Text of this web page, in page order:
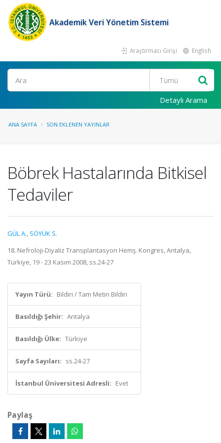
Akademik Veri Yönetim Sistemi
Araştırmacı Girişi English
Ara
Detaylı Arama
ANA SAYFA SON EKLENEN YAYINLAR
Böbrek Hastalarında Bitkisel
Tedaviler
GÜL A., SÖYÜK S.
18. Nefroloji-Diyaliz Transplantasyon Hemş. Kongres, Antalya,
Türkiye, 19 - 23 Kasım 2008, ss.24-27
Yayın Türü: Bildiri / Tam Metin Bildiri
Basıldığı Şehir: Antalya
Basıldığı Ülke: Türkiye
Sayfa Sayıları: ss.24-27
İstanbul Üniversitesi Adresli: Evet
Paylaş